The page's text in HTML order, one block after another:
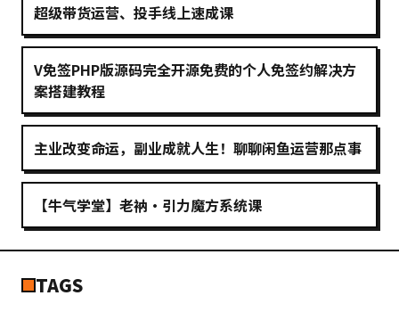
超级带货运营、投手线上速成课
V免签PHP版源码完全开源免费的个人免签约解决方
案搭建教程
主业改变命运，副业成就人生！聊聊闲鱼运营那点事
【牛气学堂】老衲·引力魔方系统课
TAGS